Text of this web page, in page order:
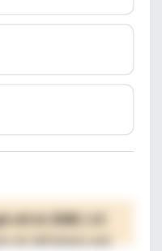
chỉ từ 250K )
chi tiết không giới